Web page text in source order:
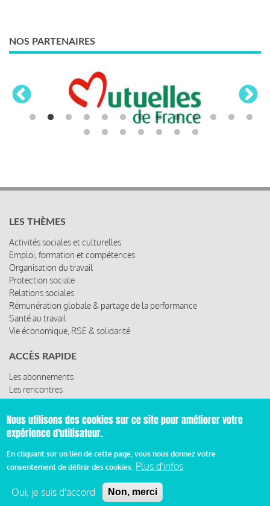
NOS PARTENAIRES
LES THÈMES
Activités sociales et culturelles
Emploi, formation et compétences
Organisation du travail
Protection sociale
Relations sociales
Rémunération globale & partage de la performance
Santé au travail
Vie économique, RSE & solidarité
ACCÈS RAPIDE
Les abonnements
Les rencontres
Les ressources
© 2019 Miroir Social - Réalisé parCafffeine
Pied
Mentions légales et condition générale d’utilisation et
d’abonnement
Nous utilisons des cookies sur ce site pour améliorer votre
expérience d'utilisateur.
En cliquant sur un lien de cette page, vous nous donnez votre
consentement de définir des cookies. Plus d'infos
Oui, je suis d'accord Non, merci